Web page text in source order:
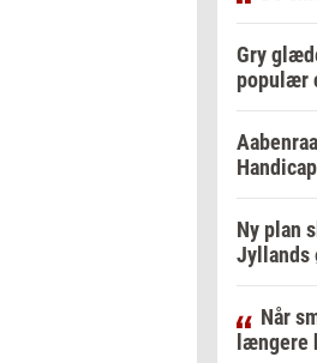
Gry
populær
Ny plan
Jyllands
Når
længere